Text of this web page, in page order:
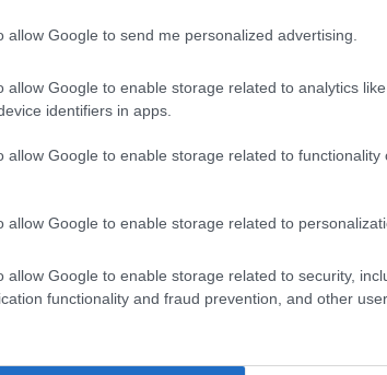
allow Google to send me personalized advertising.
allow Google to enable storage related to analytics
identifiers in apps.
allow Google to enable storage related to functionality
allow Google to enable storage related to
allow Google to enable storage related to security,
functionality and fraud prevention, and other
és több mínuszt is hoz az
Plusz feltételei között a hitelösszeg
negatívum azok számára, akik ennek
a nagy összegű hitelleírás a
ig